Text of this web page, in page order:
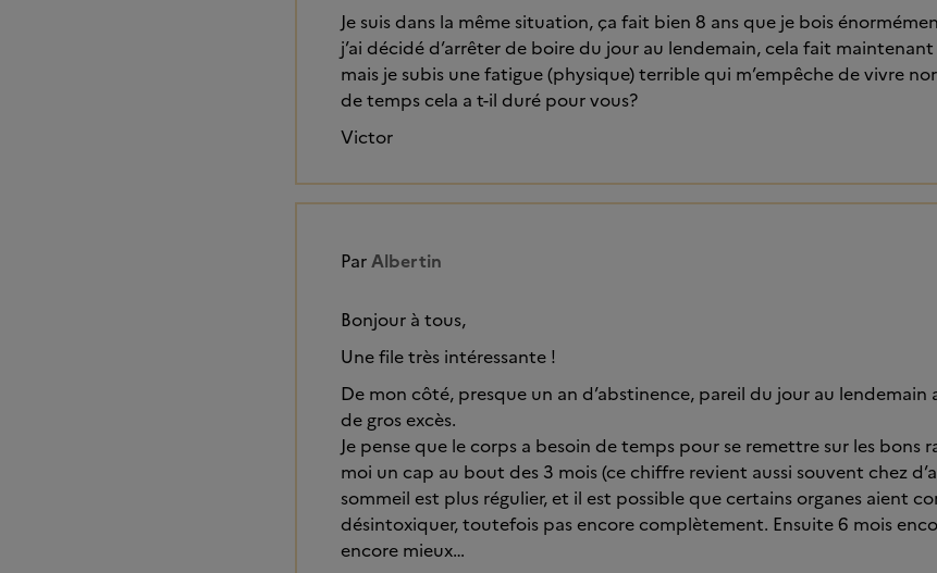
Je suis dans la même situation, ça fait bien 8 ans que je bois
j’ai décidé d’arrêter de boire du jour au lendemain, cela fait
mais je subis une fatigue (physique) terrible qui m’empêche de vivre
de temps cela a t-il duré pour vous?
Victor
ParAlbertin
Bonjour à tous,
Une file très intéressante !
De mon côté, presque un an d’abstinence, pareil du jour au lendemain
de gros excès.
Je pense que le corps a besoin de temps pour se remettre sur les bons
moi un cap au bout des 3 mois (ce chiffre revient aussi souvent chez
sommeil est plus régulier, et il est possible que certains organes aient
désintoxiquer, toutefois pas encore complètement. Ensuite 6 mois
encore mieux…